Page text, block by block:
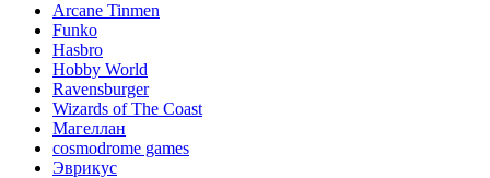
Arcane Tinmen
Funko
Hasbro
Hobby World
Ravensburger
Wizards of The Coast
Магеллан
сosmodrome games
Эврикус